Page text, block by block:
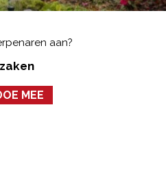
aan?
MEE